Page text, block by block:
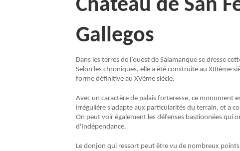
Château de San
Gallegos
Dans les terres de l’ouest de Salamanque se dresse
Selon les chroniques, elle a été construite au XIIIème
forme définitive au XVème siècle.
Avec un caractère de palais forteresse, ce monument
irrégulière s'adapte aux particularités du terrain, et a
On peut voir également les défenses bastionnées qui
d'Indépendance.
Le donjon qui ressort peut être vu de nombreux